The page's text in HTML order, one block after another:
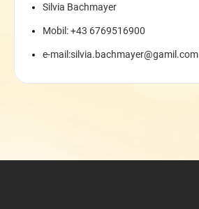
Silvia Bachmayer
Mobil: +43 6769516900
e-mail:silvia.bachmayer@gamil.com